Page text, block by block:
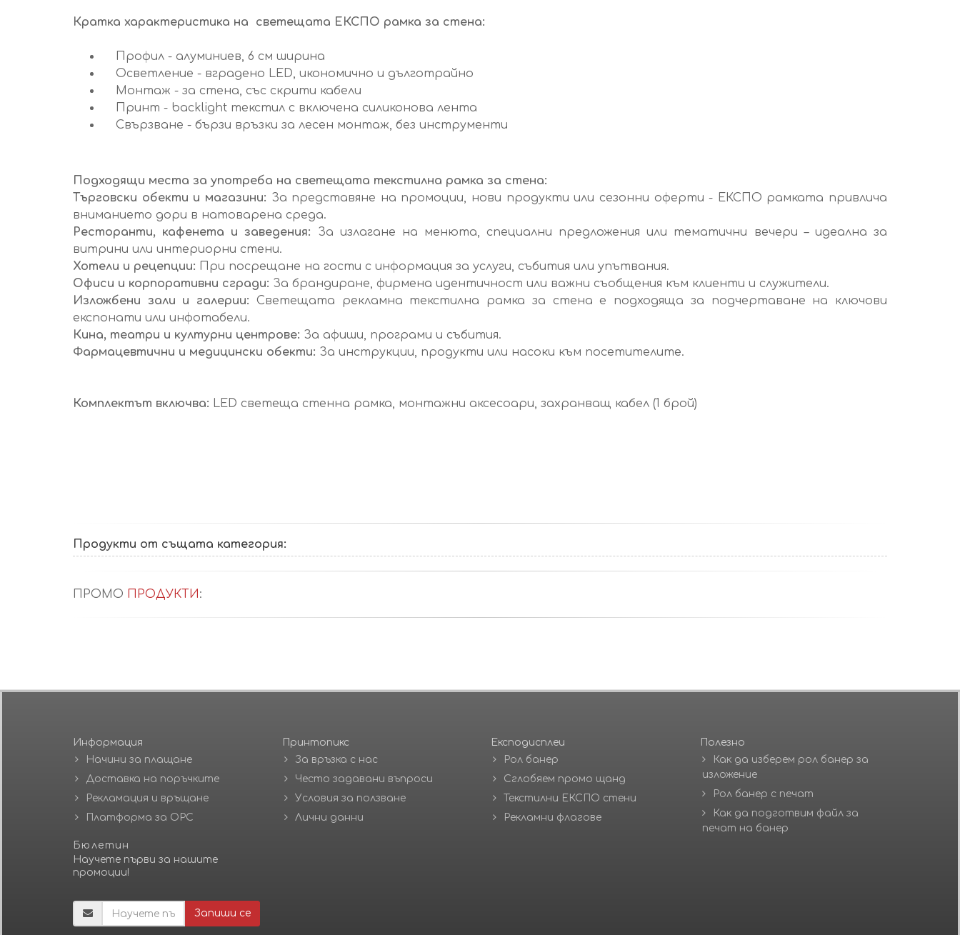
Кратка характеристика на светещата ЕКСПО рамка за стена:
Профил - алуминиев, 6 см ширина
Осветление - вградено LED, икономично и дълготрайно
Монтаж - за стена, със скрити кабели
Принт - backlight текстил с включена силиконова лента
Свързване - бързи връзки за лесен монтаж, без инструменти
Подходящи места за употреба на светещата текстилна рамка за стена:
Търговски обекти и магазини: За представяне на промоции, нови продукти или сезонни оферти - ЕКСПО рамката привлича
вниманието дори в натоварена среда.
Ресторанти, кафенета и заведения: За излагане на менюта, специални предложения или тематични вечери – идеална за
витрини или интериорни стени.
Хотели и рецепции:
При посрещане на гости с информация за услуги, събития или упътвания.
Офиси и корпоративни сгради: За брандиране, фирмена идентичност или важни съобщения към клиенти и служители.
Изложбени зали и галерии: Светещата рекламна текстилна рамка за стена е подходяща за подчертаване на ключови
експонати или инфотабели.
Кина, театри и културни центрове: За афиши, програми и събития.
Фармацевтични и медицински обекти: За инструкции, продукти или насоки към посетителите.
Комплектът включва: LED светеща стенна рамка, монтажни аксесоари, захранващ кабел (1 брой)
Продукти от същата категория:
ПРОМО ПРОДУКТИ:
Информация
Начини за плащане
Доставка на поръчките
Рекламация и връщане
Платформа за ОРС
Принтопикс
За връзка с нас
Често задавани въпроси
Условия за ползване
Лични данни
Експодисплеи
Рол банер
Сглобяем промо щанд
Текстилни ЕКСПО стени
Рекламни флагове
Полезно
Как да изберем рол банер за
изложение
Рол банер с печат
Как да подготвим файл за
печат на банер
Бюлетин
Научете първи за нашите
промоции!
Запиши се